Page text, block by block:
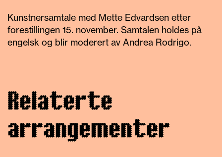
Kunstnersamtale med Mette Edvardsen etter
forestillingen 15. november. Samtalen holdes på
engelsk og blir moderert av Andrea Rodrigo.
Relaterte
arrangementer